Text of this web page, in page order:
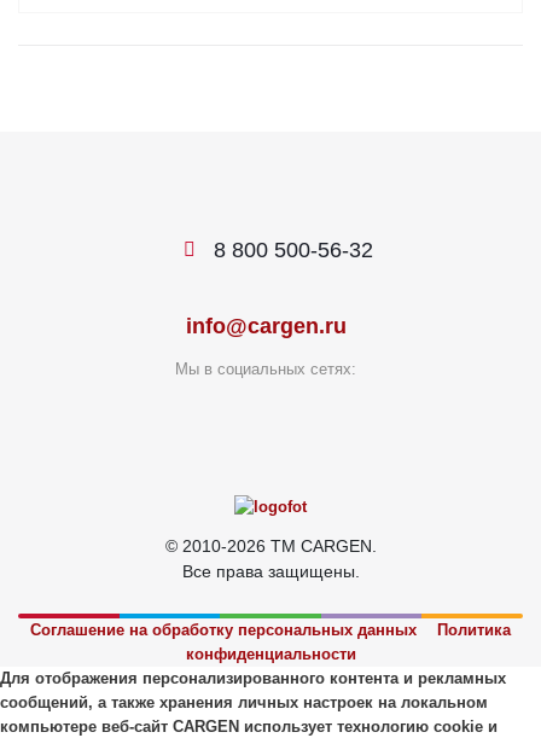
8 800 500-56-32
info@cargen.ru
Мы в социальных сетях:
© 2010-2026 TM CARGEN.
Все права защищены.
Соглашение на обработку персональных данных
Политика
конфиденциальности
Для отображения персонализированного контента и рекламных
сообщений, а также хранения личных настроек на локальном
компьютере веб-сайт CARGEN использует технологию cookie и